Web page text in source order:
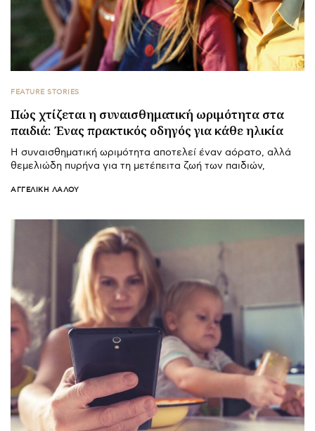
FEATURE STORIES
Πώς χτίζεται η συναισθηματική ωριμότητα στα
παιδιά: Ένας πρακτικός οδηγός για κάθε ηλικία
Η συναισθηματική ωριμότητα αποτελεί έναν αόρατο, αλλά
θεμελιώδη πυρήνα για τη μετέπειτα ζωή των παιδιών,
ΑΓΓΕΛΙΚΉ ΛΆΛΟΥ